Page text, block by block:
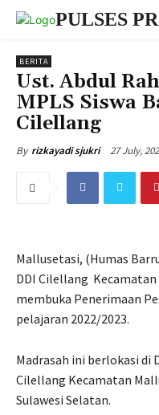
PULSES
BERITA
Ust. Abdul
MPLS Siswa
Cilellang
By rizkayadi sjukri 27 July,
Mallusetasi, (Humas
DDI Cilellang
membuka Penerimaan
pelajaran 2022/2023.
Madrasah ini berlokasi di
Cilellang Kecamatan
Sulawesi Selatan.